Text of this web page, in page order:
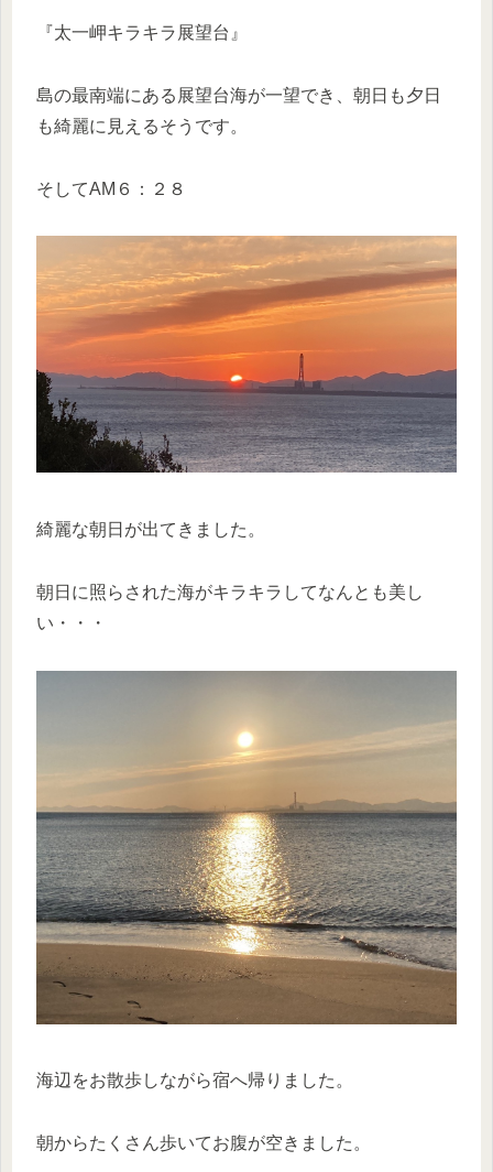
『太一岬キラキラ展望台』
島の最南端にある展望台海が一望でき、朝日も夕日
も綺麗に見えるそうです。
そしてAM６：２８
綺麗な朝日が出てきました。
朝日に照らされた海がキラキラしてなんとも美し
い・・・
海辺をお散歩しながら宿へ帰りました。
朝からたくさん歩いてお腹が空きました。